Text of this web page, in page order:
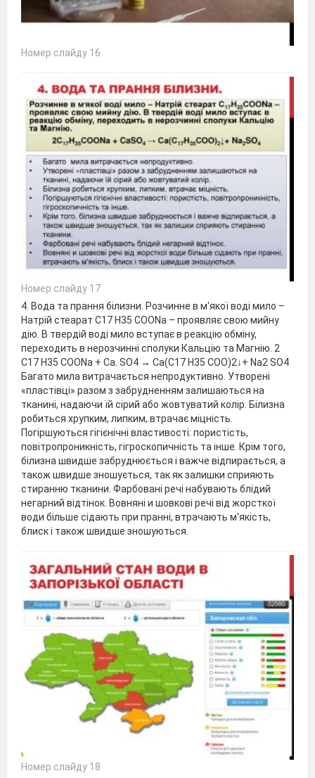
Номер слайду 16
Номер слайду 17
4. Вода та прання білизни. Розчинне в м'якої воді мило –
Натрій стеарат С17 Н35 СООNа – проявляє свою мийну
дію. В твердій воді мило вступає в реакцію обміну,
переходить в нерозчинні сполуки Кальцію та Магнію. 2
С17 Н35 СООNа + Ca. SO4 → Са(С17 Н35 СОО)2↓+ Nа2 SO4
Багато мила витрачається непродуктивно. Утворені
«пластівці» разом з забрудненням залишаються на
тканині, надаючи їй сірий або жовтуватий колір. Білизна
робиться хрупким, липким, втрачає міцність.
Погіршуються гігієнічні властивості: пористість,
повітропроникність, гігроскопичність та інше. Крім того,
білизна швидше забруднюється і важче відпирається, а
також швидше зношується, так як залишки сприяють
стиранню тканини. Фарбовані речі набувають блідий
негарний відтінок. Вовняні и шовкові речі від жорсткої
води більше сідають при пранні, втрачають м'якість,
блиск і також швидше зношуються.
Номер слайду 18